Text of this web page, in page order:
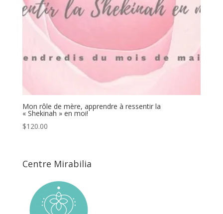
Mon rôle de mère, apprendre à ressentir la
« Shekinah » en moi!
$120.00
Centre Mirabilia